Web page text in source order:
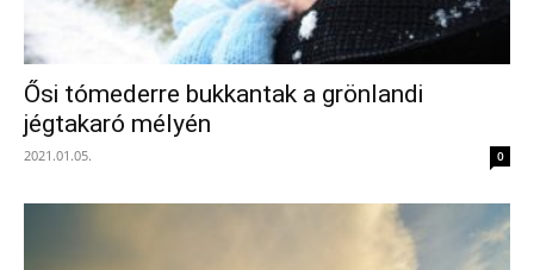
Ősi tómederre bukkantak a grönlandi
jégtakaró mélyén
2021.01.05. 0